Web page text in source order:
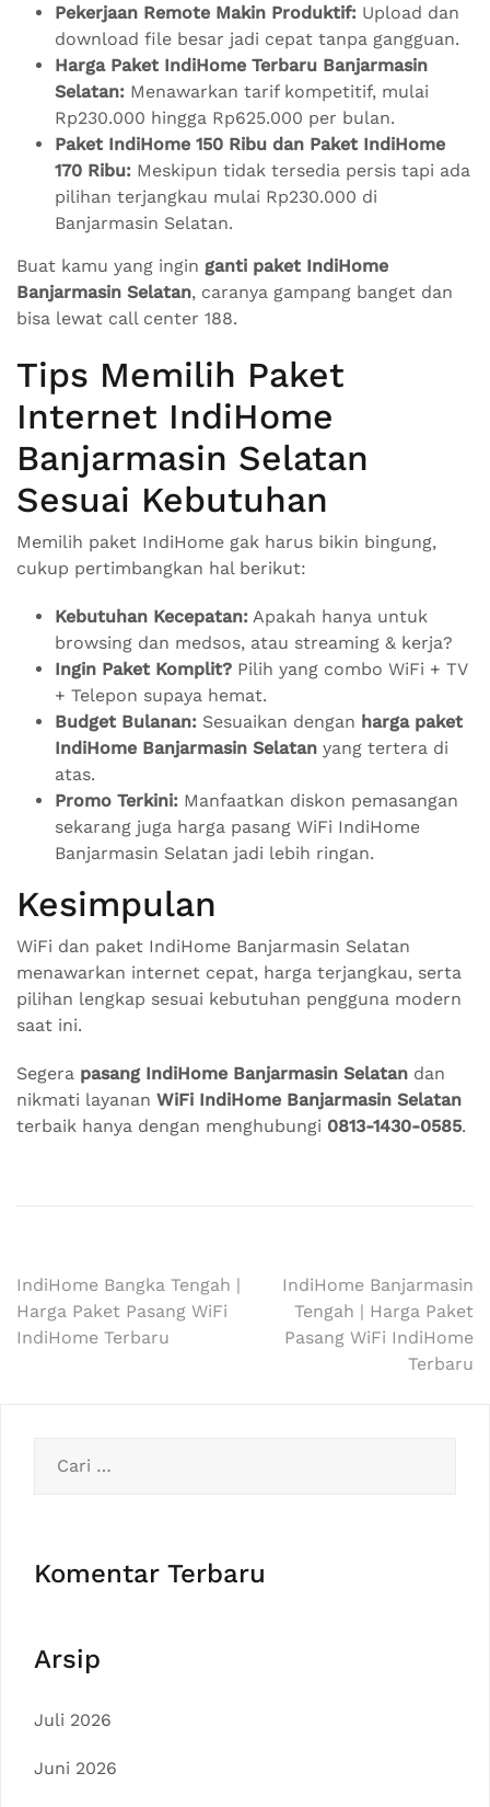
Pekerjaan Remote Makin Produktif: Upload dan
download file besar jadi cepat tanpa gangguan.
Harga Paket IndiHome Terbaru Banjarmasin
Selatan: Menawarkan tarif kompetitif, mulai
Rp230.000 hingga Rp625.000 per bulan.
Paket IndiHome 150 Ribu dan Paket IndiHome
170 Ribu: Meskipun tidak tersedia persis tapi ada
pilihan terjangkau mulai Rp230.000 di
Banjarmasin Selatan.
Buat kamu yang ingin ganti paket IndiHome
Banjarmasin Selatan, caranya gampang banget dan
bisa lewat call center 188.
Tips Memilih Paket
Internet IndiHome
Banjarmasin Selatan
Sesuai Kebutuhan
Memilih paket IndiHome gak harus bikin bingung,
cukup pertimbangkan hal berikut:
Kebutuhan Kecepatan: Apakah hanya untuk
browsing dan medsos, atau streaming & kerja?
Ingin Paket Komplit? Pilih yang combo WiFi + TV
+ Telepon supaya hemat.
Budget Bulanan: Sesuaikan dengan harga paket
IndiHome Banjarmasin Selatan yang tertera di
atas.
Promo Terkini: Manfaatkan diskon pemasangan
sekarang juga harga pasang WiFi IndiHome
Banjarmasin Selatan jadi lebih ringan.
Kesimpulan
WiFi dan paket IndiHome Banjarmasin Selatan
menawarkan internet cepat, harga terjangkau, serta
pilihan lengkap sesuai kebutuhan pengguna modern
saat ini.
Segera pasang IndiHome Banjarmasin Selatan dan
nikmati layanan WiFi IndiHome Banjarmasin Selatan
terbaik hanya dengan menghubungi 0813-1430-0585.
Navigasi
pos
IndiHome Bangka Tengah |
Harga Paket Pasang WiFi
IndiHome Terbaru
IndiHome Banjarmasin
Tengah | Harga Paket
Pasang WiFi IndiHome
Terbaru
untuk:
Komentar Terbaru
Arsip
Juli 2026
Juni 2026